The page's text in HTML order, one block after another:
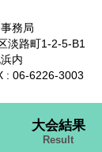
務局
淡路町1-2-5-B1
内
: 06-6226-3003
大会結果
Result